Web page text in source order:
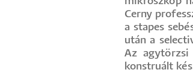
Cerny
a stapes
után a
Az
konstruált